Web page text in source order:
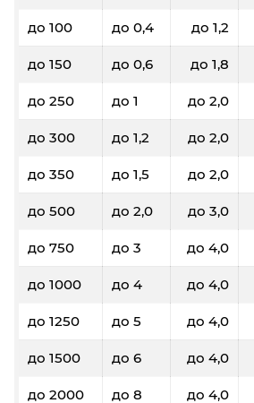
до 100 до 0,4 до 1,2
до 150 до 0,6 до 1,8
до 250 до 1 до 2,0
до 300 до 1,2 до 2,0
до 350 до 1,5 до 2,0
до 500 до 2,0 до 3,0
до 750 до 3 до 4,0
до 1000 до 4 до 4,0
до 1250 до 5 до 4,0
до 1500 до 6 до 4,0
до 2000 до 8 до 4,0